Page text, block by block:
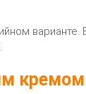
варианте.
кремом